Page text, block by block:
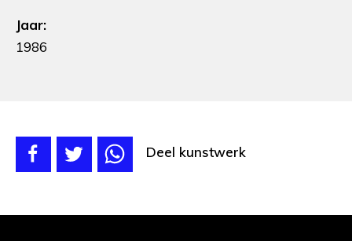
Jaar:
1986
Deel kunstwerk